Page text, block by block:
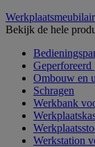
Werkplaatsmeubilair
Bekijk de hele
Geperforeerd
Ombouw en
Schragen
Werkbank
Werkstation